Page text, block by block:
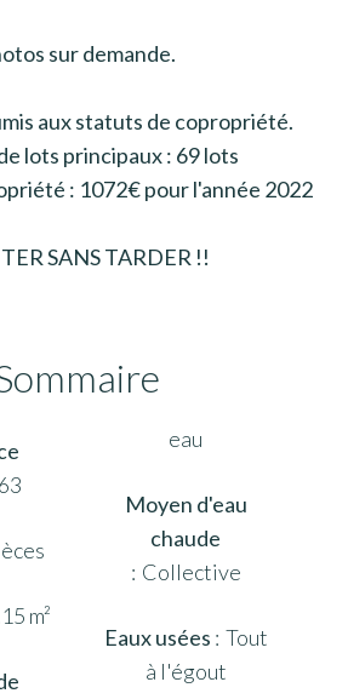
sur demande.
aux statuts de copropriété.
lots principaux : 69 lots
: 1072€ pour l'année 2022
SANS TARDER !!
m²
eau
Moyen d'eau
chaude
Collective
Eaux usées Tout
à l'égout